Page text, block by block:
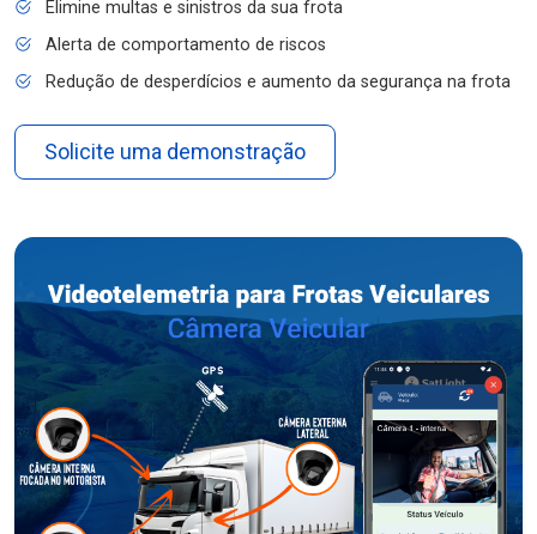
Elimine multas e sinistros da sua frota
Alerta de comportamento de riscos
Redução de desperdícios e aumento da segurança na frota
Solicite uma demonstração